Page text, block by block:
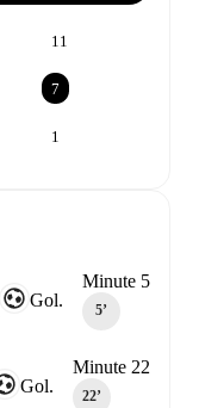
11
7
1
Minute 5
5‎’‎
Gol.
Minute 22
22‎’‎
Gol.